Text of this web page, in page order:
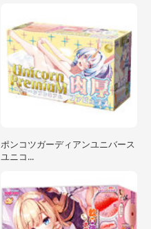
ポンコツガーディアンユニバース
ユニコ...